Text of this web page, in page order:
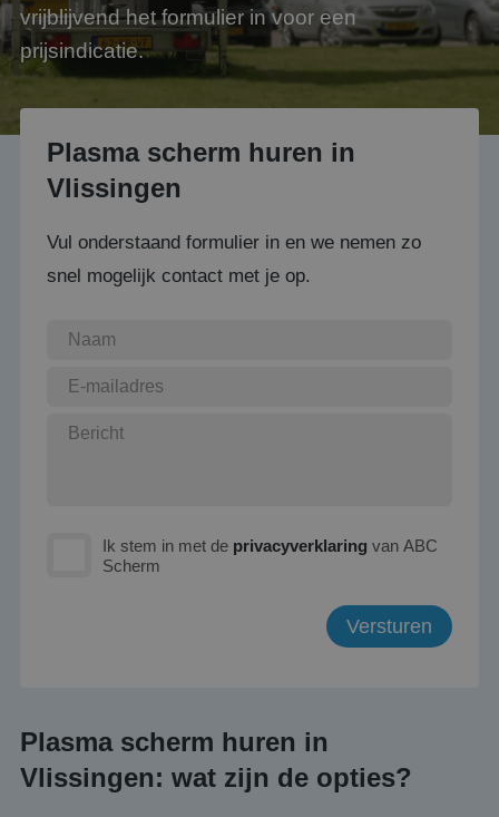
vrijblijvend het formulier in voor een
prijsindicatie.
Plasma scherm huren in
Vlissingen
Vul onderstaand formulier in en we nemen zo
snel mogelijk contact met je op.
Ik stem in met de privacyverklaring van ABC
Scherm
Plasma scherm huren in
Vlissingen: wat zijn de opties?